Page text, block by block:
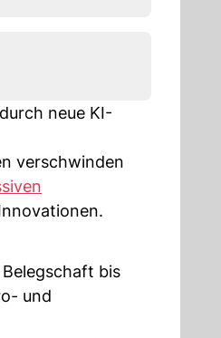
neue KI-
verschwinden
bis
und